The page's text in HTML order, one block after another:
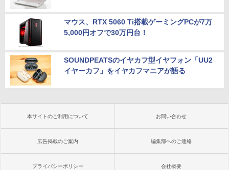
マウス、RTX 5060 Ti搭載ゲーミングPCが7万
5,000円オフで30万円台！
SOUNDPEATSのイヤカフ型イヤフォン「UU2
イヤーカフ」をイヤカフマニアが語る
本サイトのご利用について お問い合わせ
広告掲載のご案内 編集部へのご連絡
プライバシーポリシー 会社概要